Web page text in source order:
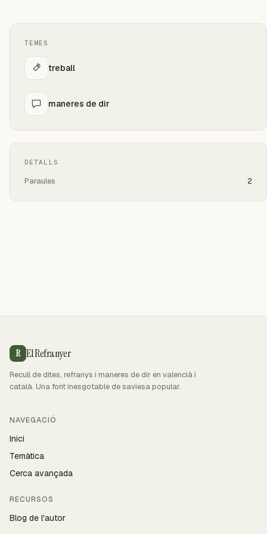
TEMES
treball
maneres de dir
DETALLS
Paraules 2
R El Refranyer
Recull de dites, refranys i maneres de dir en valencià i
català. Una font inesgotable de saviesa popular.
NAVEGACIÓ
Inici
Temàtica
Cerca avançada
RECURSOS
Blog de l'autor